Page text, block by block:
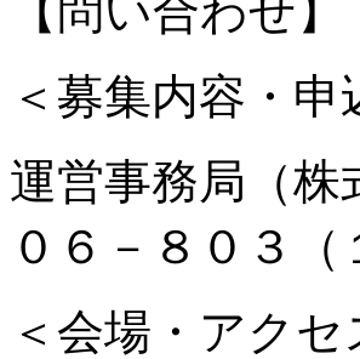
【問い合わせ】
＜募集内容・申
運営事務局（
０６－８０３
＜会場・アクセ